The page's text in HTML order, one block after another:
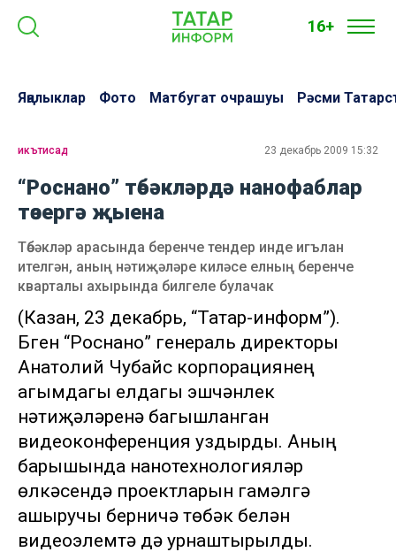
16+
Яңалыклар Фото Матбугат очрашуы Рәсми
икътисад 23 декабрь 2009 15:32
“Роснано” төбәкләрдә нанофаблар
төзергә җыена
Төбәкләр арасында беренче тендер инде игълан
ителгән, аның нәтиҗәләре киләсе елның беренче
кварталы ахырында билгеле булачак
(Казан, 23 декабрь, “Татар-информ”).
Бүген “Роснано” генераль директоры
Анатолий Чубайс корпорациянең
агымдагы елдагы эшчәнлек
нәтиҗәләренә багышланган
видеоконференция уздырды. Аның
барышында нанотехнологияләр
өлкәсендә проектларын гамәлгә
ашыручы берничә төбәк белән
видеоэлемтә дә урнаштырылды.